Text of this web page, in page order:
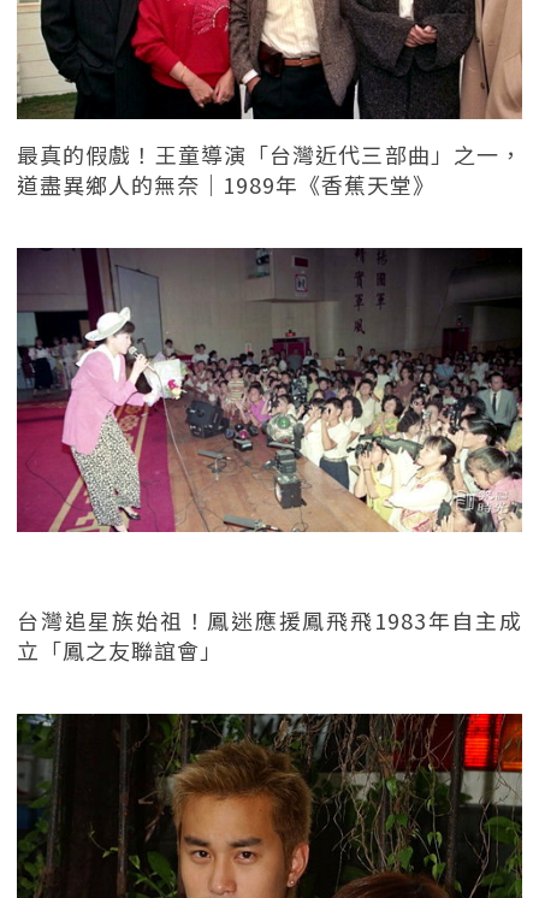
最真的假戲！王童導演「台灣近代三部曲」之一，
道盡異鄉人的無奈｜1989年《香蕉天堂》
台灣追星族始祖！鳳迷應援鳳飛飛1983年自主成
立「鳳之友聯誼會」